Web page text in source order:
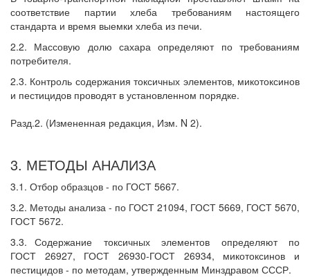
соответствие партии хлеба требованиям настоящего
стандарта и время выемки хлеба из печи.
2.2. Массовую долю сахара определяют по требованиям
потребителя.
2.3. Контроль содержания токсичных элементов, микотоксинов
и пестицидов проводят в установленном порядке.
Разд.2. (Измененная редакция, Изм. N 2).
3. МЕТОДЫ АНАЛИЗА
3.1. Отбор образцов - по ГОСТ 5667.
3.2. Методы анализа - по ГОСТ 21094, ГОСТ 5669, ГОСТ 5670,
ГОСТ 5672.
3.3. Содержание
токсичных элементов определяют
по
ГОСТ 26927, ГОСТ 26930-ГОСТ 26934, микотоксинов и
пестицидов - по методам, утвержденным Минздравом СССР.